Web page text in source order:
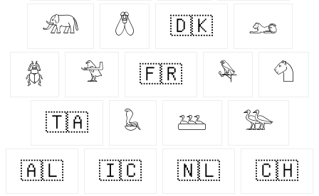
𓃰 𓆦 🇩🇰 𓃭
𓆣 𓅴 🇫🇷 𓅆 𓄇
🇹🇦 𓆘 𓅹 𓅺
🇦🇱 🇮🇨 🇳🇱 🇨🇭